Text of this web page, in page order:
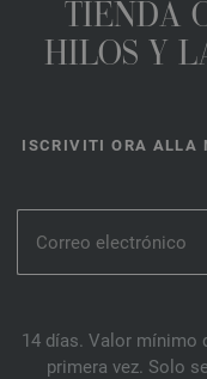
TIENDA
HILOS Y
ISCRIVITI ORA ALLA
14 días. Valor mínimo
primera vez. Solo